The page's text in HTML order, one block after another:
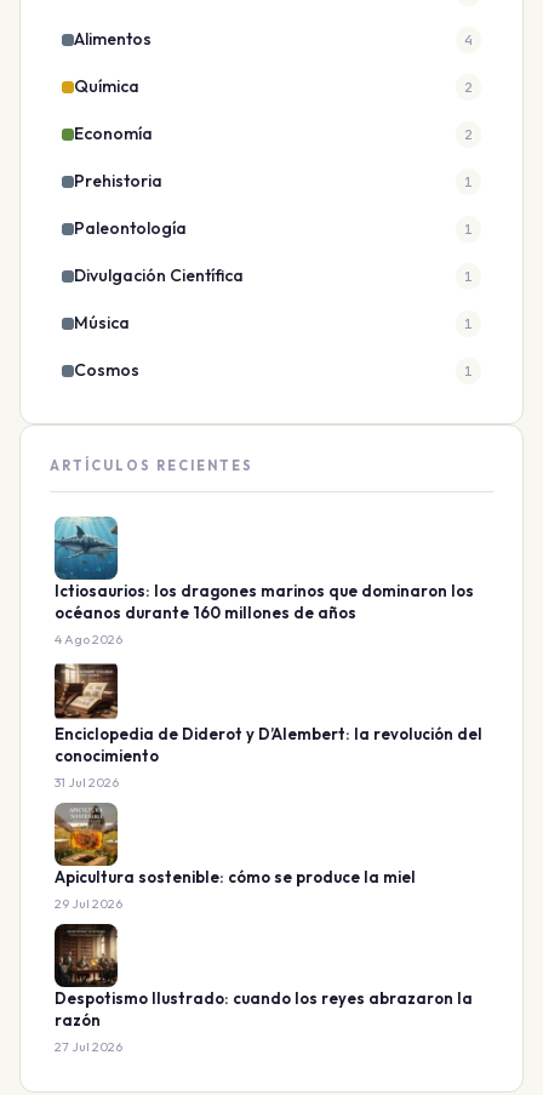
Alimentos 4
Química 2
Economía 2
Prehistoria 1
Paleontología 1
Divulgación Científica 1
Música 1
Cosmos 1
ARTÍCULOS RECIENTES
Ictiosaurios: los dragones marinos que dominaron los
océanos durante 160 millones de años
4 Ago 2026
Enciclopedia de Diderot y D’Alembert: la revolución del
conocimiento
31 Jul 2026
Apicultura sostenible: cómo se produce la miel
29 Jul 2026
Despotismo Ilustrado: cuando los reyes abrazaron la
razón
27 Jul 2026